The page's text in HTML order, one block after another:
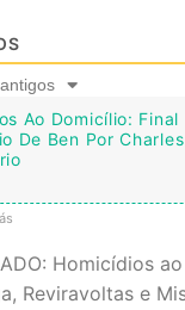
Ao Domicílio: Final
De Ben Por
Homicídios
Reviravoltas e